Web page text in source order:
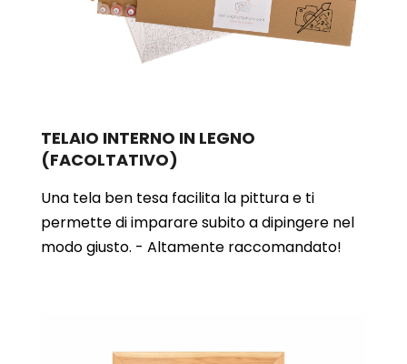
TELAIO INTERNO IN LEGNO
(FACOLTATIVO)
Una tela ben tesa facilita la pittura e ti
permette di imparare subito a dipingere nel
modo giusto. - Altamente raccomandato!